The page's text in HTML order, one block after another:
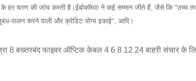
के हर चरण की जांच करती है।ईबोकॉम® ने कई सम्मान जीते हैं, जैसे कि "उच्च
पालन करने वाली और क्रेडिट योग्य इकाई", आदि।